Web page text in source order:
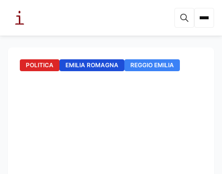
POLITICA EMILIA ROMAGNA REGGIO EMILIA